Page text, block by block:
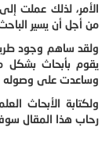
الأمر، لذلك عملت
من أجل أن يسير
ولقد ساهم وجود
يقوم بأبحاث بشكل
وساعدت على وصوله
ولكتابة الأبحاث
رحاب هذا المقال